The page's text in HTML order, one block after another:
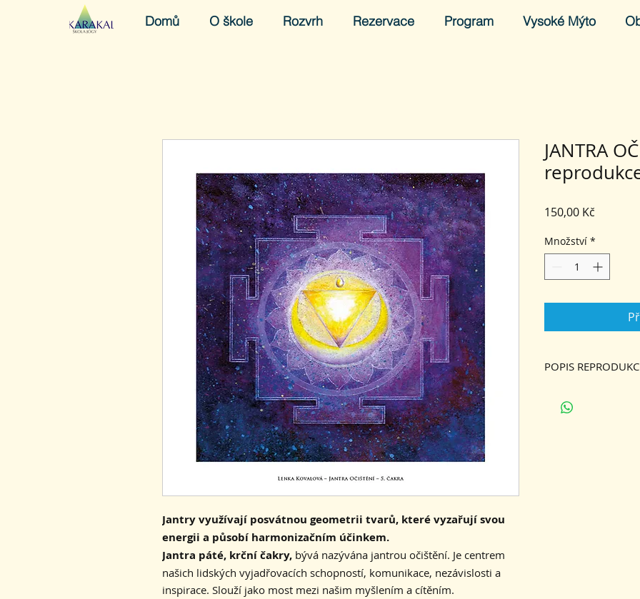
Domů O škole Rozvrh Rezervace Program Vysoké Mýto
Jantry využívají posvátnou geometrii tvarů, které vyzařují svou
energii a působí harmonizačním účinkem.
Jantra páté, krční čakry, bývá nazývána jantrou očištění. Je centrem
našich lidských vyjadřovacích schopností, komunikace, nezávislosti a
inspirace. Slouží jako most mezi našim myšlením a cítěním.
JANTRA
150,00 Kč
Množství *
POPIS